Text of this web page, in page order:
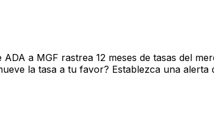
a MGF rastrea 12 meses de tasas del
la tasa a tu favor? Establezca una